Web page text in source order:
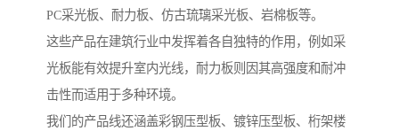
PC采光板、耐力板、仿古琉璃采光板、岩棉板等。
这些产品在建筑行业中发挥着各自独特的作用，例如采
光板能有效提升室内光线，耐力板则因其高强度和耐冲
击性而适用于多种环境。
我们的产品线还涵盖彩钢压型板、镀锌压型板、桁架楼